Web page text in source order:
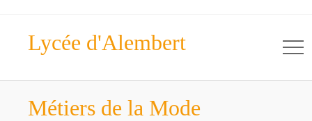
Lycée d'Alembert
Métiers de la Mode